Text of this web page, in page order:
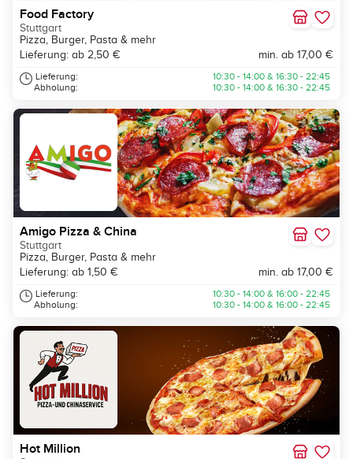
Food Factory
Stuttgart
Pizza, Burger, Pasta & mehr
Lieferung: ab 2,50 €
min. ab 17,00 €
Lieferung:
Abholung:
10:30 - 14:00 & 16:30 - 22:45
10:30 - 14:00 & 16:30 - 22:45
Amigo Pizza & China
Stuttgart
Pizza, Burger, Pasta & mehr
Lieferung: ab 1,50 €
min. ab 17,00 €
Lieferung:
Abholung:
10:30 - 14:00 & 16:00 - 22:45
10:30 - 14:00 & 16:00 - 22:45
Hot Million